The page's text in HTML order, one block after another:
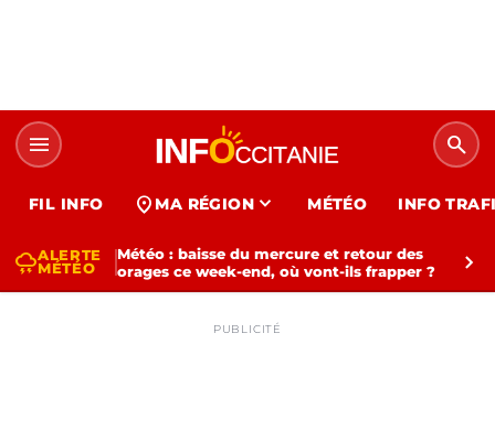
menu search
FIL INFO location_on MA RÉGION expand_more MÉTÉO INFO
thunderstormALERTE
MÉTÉO
Météo : baisse du mercure et retour des
orages ce week-end, où vont-ils frapper ?
chevron_right
PUBLICITÉ